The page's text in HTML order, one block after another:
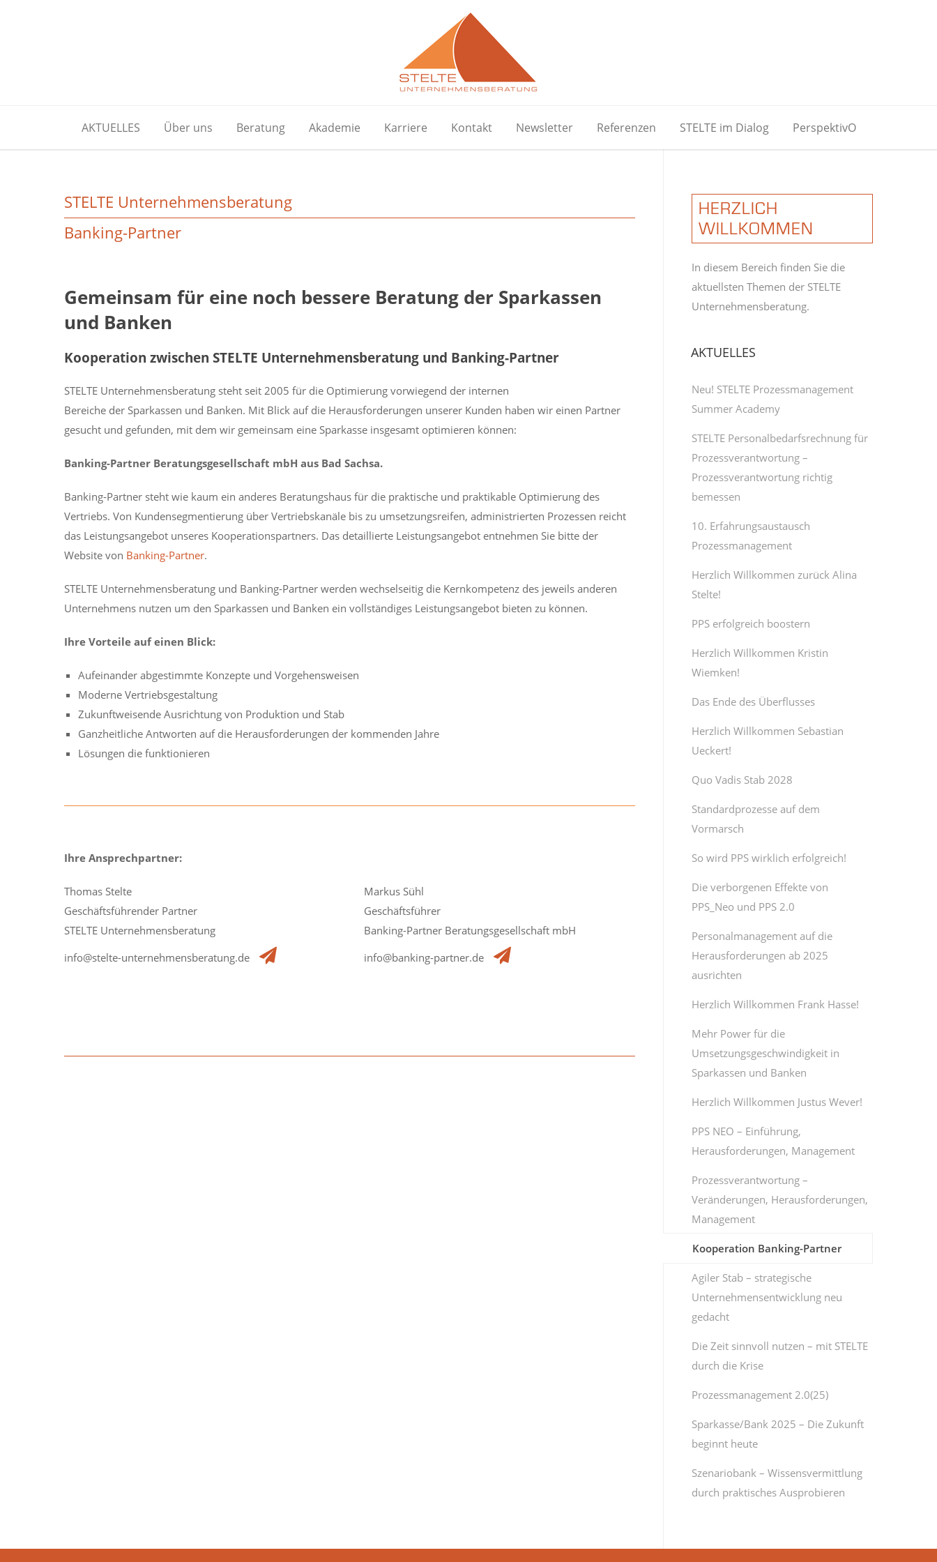
AKTUELLES Über uns Beratung Akademie Karriere Kontakt Newsletter Referenzen STELTE im Dialog PerspektivO
STELTE Unternehmensberatung
Banking-Partner
Gemeinsam für eine noch bessere Beratung der Sparkassen
und Banken
Kooperation zwischen STELTE Unternehmensberatung und Banking-Partner
STELTE Unternehmensberatung steht seit 2005 für die Optimierung vorwiegend der internen
Bereiche der Sparkassen und Banken. Mit Blick auf die Herausforderungen unserer Kunden haben wir einen Partner
gesucht und gefunden, mit dem wir gemeinsam eine Sparkasse insgesamt optimieren können:
Banking-Partner Beratungsgesellschaft mbH aus Bad Sachsa.
Banking-Partner steht wie kaum ein anderes Beratungshaus für die praktische und praktikable Optimierung des
Vertriebs. Von Kundensegmentierung über Vertriebskanäle bis zu umsetzungsreifen, administrierten Prozessen reicht
das Leistungsangebot unseres Kooperationspartners. Das detaillierte Leistungsangebot entnehmen Sie bitte der
Website von Banking-Partner.
STELTE Unternehmensberatung und Banking-Partner werden wechselseitig die Kernkompetenz des jeweils anderen
Unternehmens nutzen um den Sparkassen und Banken ein vollständiges Leistungsangebot bieten zu können.
Ihre Vorteile auf einen Blick:
Aufeinander abgestimmte Konzepte und Vorgehensweisen
Moderne Vertriebsgestaltung
Zukunftweisende Ausrichtung von Produktion und Stab
Ganzheitliche Antworten auf die Herausforderungen der kommenden Jahre
Lösungen die funktionieren
Ihre Ansprechpartner:
Thomas Stelte
Geschäftsführender Partner
STELTE Unternehmensberatung
info@stelte-unternehmensberatung.de
Markus Sühl
Geschäftsführer
Banking-Partner Beratungsgesellschaft mbH
info@banking-partner.de
HERZLICH
WILLKOMMEN
In diesem Bereich finden Sie die
aktuellsten Themen der STELTE
Unternehmensberatung.
AKTUELLES
Neu! STELTE Prozessmanagement
Summer Academy
STELTE Personalbedarfsrechnung für
Prozessverantwortung –
Prozessverantwortung richtig
bemessen
10. Erfahrungsaustausch
Prozessmanagement
Herzlich Willkommen zurück Alina
Stelte!
PPS erfolgreich boostern
Herzlich Willkommen Kristin
Wiemken!
Das Ende des Überflusses
Herzlich Willkommen Sebastian
Ueckert!
Quo Vadis Stab 2028
Standardprozesse auf dem
Vormarsch
So wird PPS wirklich erfolgreich!
Die verborgenen Effekte von
PPS_Neo und PPS 2.0
Personalmanagement auf die
Herausforderungen ab 2025
ausrichten
Herzlich Willkommen Frank Hasse!
Mehr Power für die
Umsetzungsgeschwindigkeit in
Sparkassen und Banken
Herzlich Willkommen Justus Wever!
PPS NEO – Einführung,
Herausforderungen, Management
Prozessverantwortung –
Veränderungen, Herausforderungen,
Management
Kooperation Banking-Partner
Agiler Stab – strategische
Unternehmensentwicklung neu
gedacht
Die Zeit sinnvoll nutzen – mit STELTE
durch die Krise
Prozessmanagement 2.0(25)
Sparkasse/Bank 2025 – Die Zukunft
beginnt heute
Szenariobank – Wissensvermittlung
durch praktisches Ausprobieren